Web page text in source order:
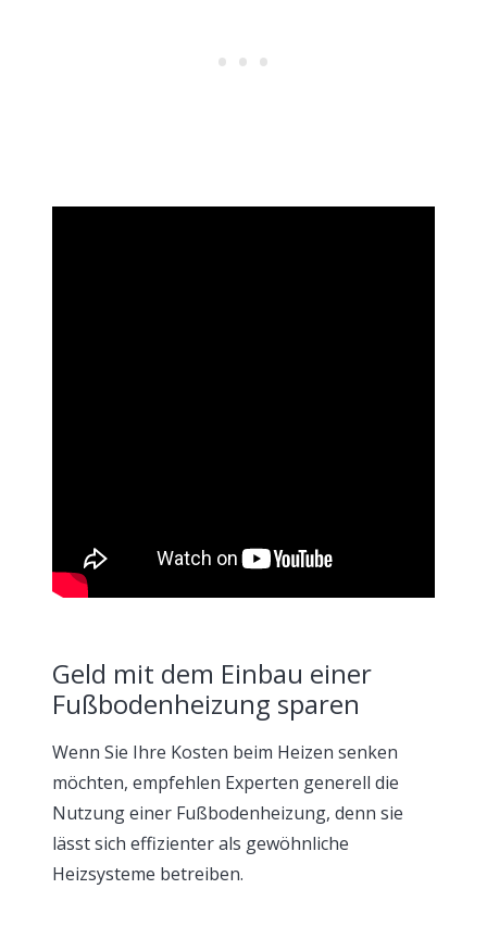
Geld mit dem Einbau einer
Fußbodenheizung sparen
Wenn Sie Ihre Kosten beim Heizen senken
möchten, empfehlen Experten generell die
Nutzung einer Fußbodenheizung, denn sie
lässt sich effizienter als gewöhnliche
Heizsysteme betreiben.